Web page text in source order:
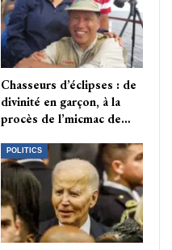
Chasseurs d’éclipses : de
divinité en garçon, à la
procès de l’micmac de…
POLITICS